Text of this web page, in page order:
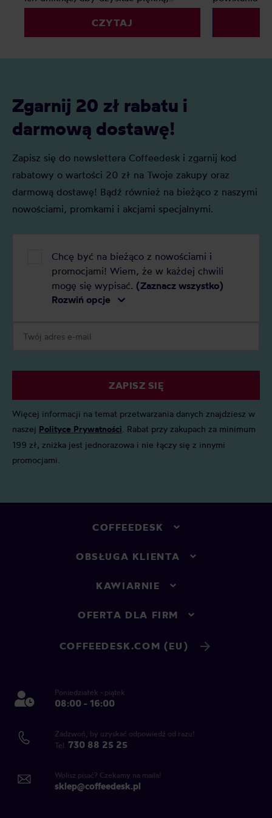
gładką i jednolitą pianę, która
wspaniale ozdobi Twoją ulubioną kawę.
Gotowy na swoją kawową rewolucję?
CZYTAJ
by zapobiec
Zgarnij 20 zł rabatu i
darmową dostawę!
Zapisz się do newslettera Coffeedesk i zgarnij kod
rabatowy o wartości 20 zł na Twoje zakupy oraz
darmową dostawę! Bądź również na bieżąco z naszymi
nowościami, promkami i akcjami specjalnymi.
Chcę być na bieżąco z nowościami i
promocjami! Wiem, że w każdej chwili
mogę się wypisać. (Zaznacz wszystko)
Rozwiń opcje
ZAPISZ SIĘ
Więcej informacji na temat przetwarzania danych znajdziesz w
naszej Polityce Prywatności . Rabat przy zakupach za minimum
199 zł, zniżka jest jednorazowa i nie łączy się z innymi
promocjami.
COFFEEDESK
OBSŁUGA KLIENTA
KAWIARNIE
OFERTA DLA FIRM
COFFEEDESK.COM (EU)
Poniedziałek - piątek
08:00 - 16:00
Zadzwoń, by uzyskać odpowiedź od razu!
Tel. 730 88 25 25
Wolisz pisać? Czekamy na maila!
sklep@coffeedesk.pl